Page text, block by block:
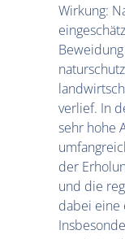
Wirkung:
verlief. In
sehr hohe
der
und die
dabei eine